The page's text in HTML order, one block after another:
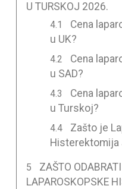
U TURSKOJ 2026.
Cena
u UK?
Cena
u SAD?
Cena
u Turskoj?
Zašto je
Histerektomija
ZAŠTO
LAPAROSKOPSKE